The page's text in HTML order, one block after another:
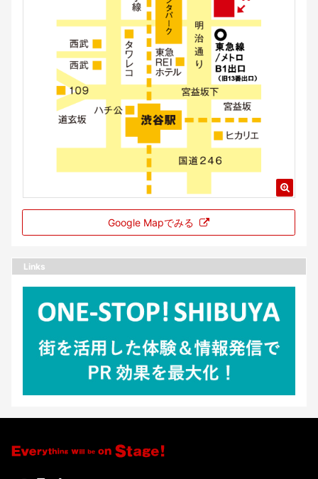
Google Mapでみる
Links